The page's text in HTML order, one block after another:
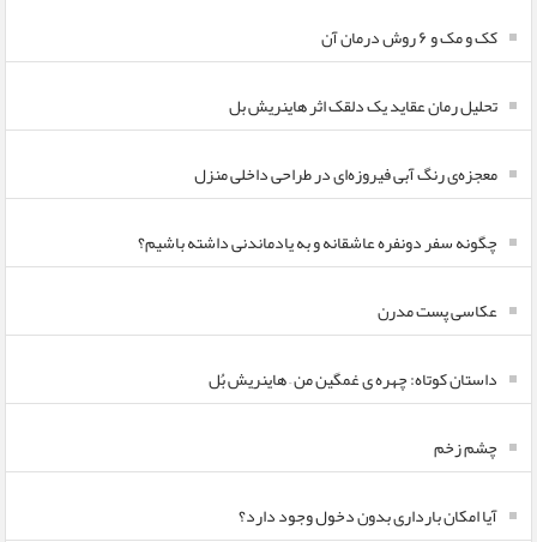
کک و مک و ۶ روش درمان آن
تحلیل رمان عقاید یک دلقک اثر هاینریش بل
معجزه‌ی رنگ آبی فیروزه‌ای در طراحی داخلی منزل
چگونه سفر دونفره عاشقانه و به یادماندنی داشته باشیم؟
عکاسی پست مدرن
داستان کوتاه: چهره ی غمگین من – هاینریش بُل
چشم زخم
آیا امکان بارداری بدون دخول وجود دارد؟